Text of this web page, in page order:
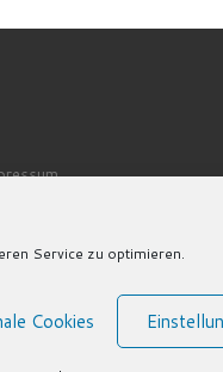
Service zu optimieren.
Cookies